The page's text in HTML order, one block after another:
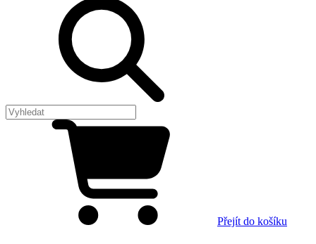
Přejít do košíku